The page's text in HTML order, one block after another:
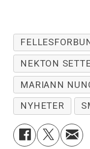
NEKTON
MARIANN
NYHETER